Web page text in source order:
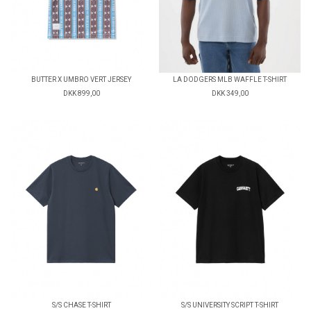
BUTTER X UMBRO VERT JERSEY
DKK 899,00
LA DODGERS MLB WAFFLE T-SHIRT
DKK 349,00
S/S CHASE T-SHIRT
S/S UNIVERSITY SCRIPT T-SHIRT